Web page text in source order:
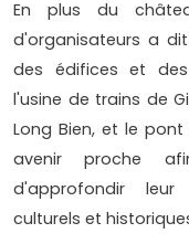
En plus du
d'organisateurs a
des édifices et
l'usine de trains de
Long Bien, et le
avenir proche
d'approfondir
culturels et